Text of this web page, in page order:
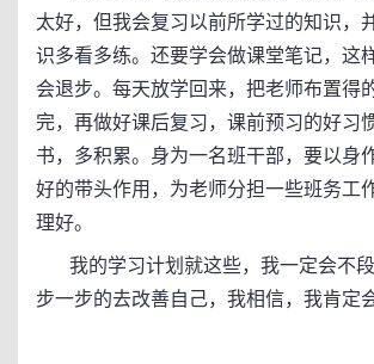
太好，但我会复习以前所学过的知识，
识多看多练。还要学会做课堂笔记，这
会退步。每天放学回来，把老师布置得
完，再做好课后复习，课前预习的好习
书，多积累。身为一名班干部，要以身
好的带头作用，为老师分担一些班务工
理好。
我的学习计划就这些，我一定会不
步一步的去改善自己，我相信，我肯定